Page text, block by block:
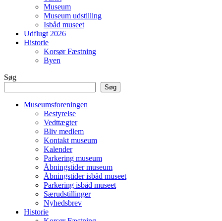
Museum
Museum udstilling
Isbåd museet
Udflugt 2026
Historie
Korsør Fæstning
Byen
Søg
Søg
Museumsforeningen
Bestyrelse
Vedttægter
Bliv medlem
Kontakt museum
Kalender
Parkering museum
Åbningstider museum
Åbningstider isbåd museet
Parkering isbåd museet
Særudstillinger
Nyhedsbrev
Historie